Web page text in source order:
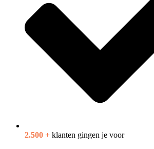
2.500 + klanten gingen je voor